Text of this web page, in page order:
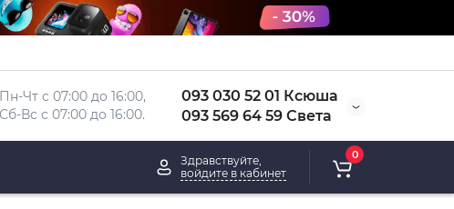
Пн-Чт с 07:00 до 16:00,
Сб-Вс с 07:00 до 16:00.
093 030 52 01 Ксюша
093 569 64 59 Света
Здравствуйте,
войдите в кабинет
0